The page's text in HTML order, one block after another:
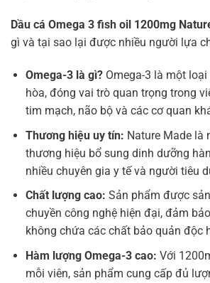
Dầu cá Omega 3 fish oil 1200mg
gì và tại sao lại được nhiều người lựa
Omega-3 là gì?Omega-3 là một
hòa, đóng vai trò quan trọng trong
tim mạch, não bộ và các cơ quan
Thương hiệu uy tín: Nature Made là
thương hiệu bổ sung dinh dưỡng
nhiều chuyên gia y tế và người tiêu
Chất lượng cao: Sản phẩm được
chuyền công nghệ hiện đại, đảm
không chứa các chất bảo quản độc
Hàm lượng Omega-3 cao: Với
mỗi viên, sản phẩm cung cấp đủ